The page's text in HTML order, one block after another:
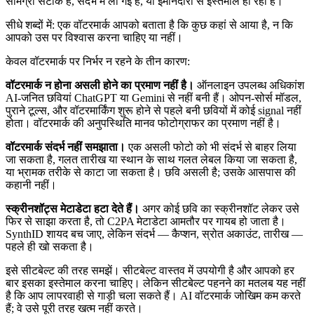
सीधे शब्दों में: एक वॉटरमार्क आपको बताता है कि कुछ कहां से आया है, न कि
आपको उस पर विश्वास करना चाहिए या नहीं।
केवल वॉटरमार्क पर निर्भर न रहने के तीन कारण:
वॉटरमार्क न होना असली होने का प्रमाण नहीं है। ऑनलाइन उपलब्ध अधिकांश
AI-जनित छवियां ChatGPT या Gemini से नहीं बनी हैं। ओपन-सोर्स मॉडल,
पुराने टूल्स, और वॉटरमार्किंग शुरू होने से पहले बनी छवियों में कोई signal नहीं
होता। वॉटरमार्क की अनुपस्थिति मानव फोटोग्राफर का प्रमाण नहीं है।
वॉटरमार्क संदर्भ नहीं समझाता। एक असली फोटो को भी संदर्भ से बाहर लिया
जा सकता है, गलत तारीख या स्थान के साथ गलत लेबल किया जा सकता है,
या भ्रामक तरीके से काटा जा सकता है। छवि असली है; उसके आसपास की
कहानी नहीं।
स्क्रीनशॉट्स मेटाडेटा हटा देते हैं। अगर कोई छवि का स्क्रीनशॉट लेकर उसे
फिर से साझा करता है, तो C2PA मेटाडेटा आमतौर पर गायब हो जाता है।
SynthID शायद बच जाए, लेकिन संदर्भ — कैप्शन, स्रोत अकाउंट, तारीख —
पहले ही खो सकता है।
इसे सीटबेल्ट की तरह समझें। सीटबेल्ट वास्तव में उपयोगी है और आपको हर
बार इसका इस्तेमाल करना चाहिए। लेकिन सीटबेल्ट पहनने का मतलब यह नहीं
है कि आप लापरवाही से गाड़ी चला सकते हैं। AI वॉटरमार्क जोखिम कम करते
हैं; वे उसे पूरी तरह खत्म नहीं करते।